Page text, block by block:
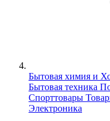
Бытовая химия и
Бытовая техника
Спорттовары
Электроника